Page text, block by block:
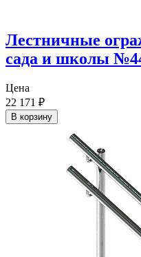
Лестничные
сада и школы
Цена
22 171 ₽
В корзину